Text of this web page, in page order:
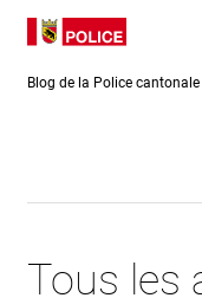
Directement
au contenu
Directement
vers la
recherche
Blog de la Police
Tous les